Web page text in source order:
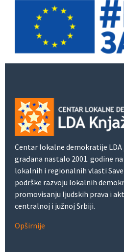
Centar lokalne demokratije
građana nastalo 2001. godine
lokalnih i regionalnih vlasti
podrške razvoju lokalnih
promovisanju ljudskih prava i
centralnoj i južnoj Srbiji.
Opširnije